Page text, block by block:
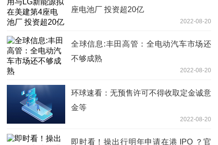
座电池厂 投资超20亿
2022-08-20
全球信息:丰田高管：全电动汽车市场还
不够成熟
2022-08-20
环球速看：无预售许可不得收取定金诚意
金等
2022-08-20
即时看！操出行明年申请在港 IPO ？官